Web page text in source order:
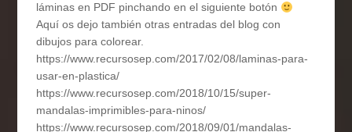
láminas en PDF pinchando en el siguiente botón
Aquí os dejo también otras entradas del blog con
dibujos para colorear.
https://www.recursosep.com/2017/02/08/laminas-para-
usar-en-plastica/
https://www.recursosep.com/2018/10/15/super-
mandalas-imprimibles-para-ninos/
https://www.recursosep.com/2018/09/01/mandalas-